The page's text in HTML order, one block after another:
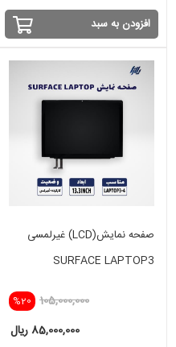
افزودن به سبد
صفحه نمایش(LCD) غیرلمسی
SURFACE LAPTOP3
%20 105,000,000
85,000,000 ریال